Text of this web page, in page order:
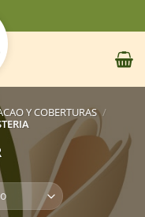
Y COBERTURAS /